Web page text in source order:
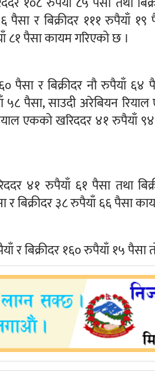
र बिक्रीदर १११ रुपैयाँ १९
८१ पैसा कायम गरिएको छ ।
पैसा र बिक्रीदर नौ रुपैयाँ
५८ पैसा, साउदी अरेबियन
एकको खरिददर ४१ रुपैयाँ
४१ रुपैयाँ ६१ पैसा तथा
बिक्रीदर ३८ रुपैयाँ ६६ पैसा
र बिक्रीदर १६० रुपैयाँ १५ पैसा